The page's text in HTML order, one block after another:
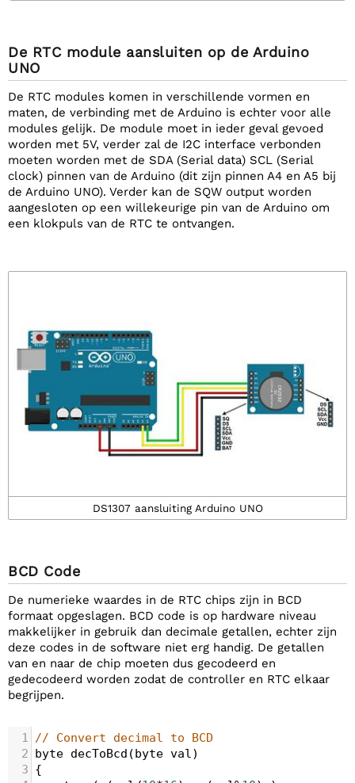
De RTC module aansluiten op de Arduino
UNO
De RTC modules komen in verschillende vormen en
maten, de verbinding met de Arduino is echter voor alle
modules gelijk. De module moet in ieder geval gevoed
worden met 5V, verder zal de I2C interface verbonden
moeten worden met de SDA (Serial data) SCL (Serial
clock) pinnen van de Arduino (dit zijn pinnen A4 en A5 bij
de Arduino UNO). Verder kan de SQW output worden
aangesloten op een willekeurige pin van de Arduino om
een klokpuls van de RTC te ontvangen.
DS1307 aansluiting Arduino UNO
BCD Code
De numerieke waardes in de RTC chips zijn in BCD
formaat opgeslagen. BCD code is op hardware niveau
makkelijker in gebruik dan decimale getallen, echter zijn
deze codes in de software niet erg handig. De getallen
van en naar de chip moeten dus gecodeerd en
gedecodeerd worden zodat de controller en RTC elkaar
begrijpen.
1 // Convert decimal to BCD
2 byte decToBcd (byte val)
3 {